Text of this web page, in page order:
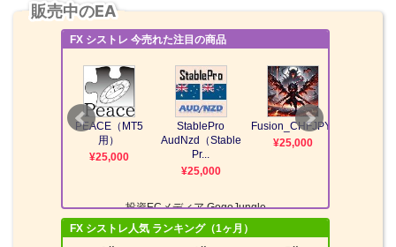
販売中のEA